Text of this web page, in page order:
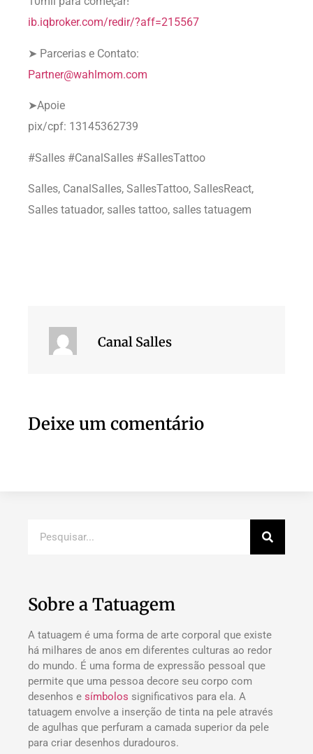
ib.iqbroker.com/redir/?aff=215567
➤ Parcerias e Contato:
Partner@wahlmom.com
➤Apoie
pix/cpf: 13145362739
#Salles #CanalSalles #SallesTattoo
Salles, CanalSalles, SallesTattoo, SallesReact,
Salles tatuador, salles tattoo, salles tatuagem
Canal Salles
Deixe um comentário
Sobre a Tatuagem
A tatuagem é uma forma de arte corporal que existe
há milhares de anos em diferentes culturas ao redor
do mundo. É uma forma de expressão pessoal que
permite que uma pessoa decore seu corpo com
desenhos e símbolos significativos para ela. A
tatuagem envolve a inserção de tinta na pele através
de agulhas que perfuram a camada superior da pele
para criar desenhos duradouros.